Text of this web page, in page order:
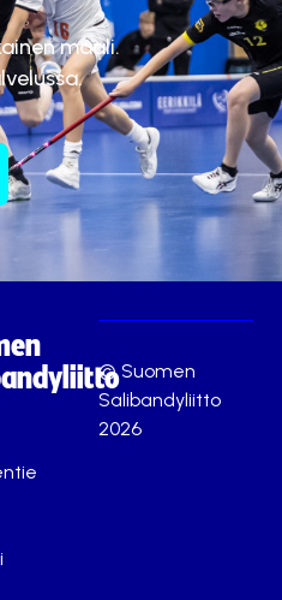
maali.
© Suomen
Salibandyliitto
2026